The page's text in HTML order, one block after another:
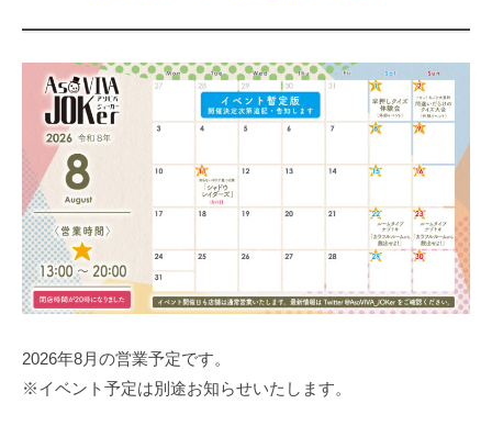
2026年8月の営業予定です。
※イベント予定は別途お知らせいたします。